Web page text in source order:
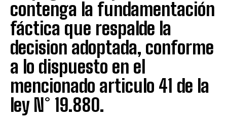
contenga la fundamentación
fáctica que respalde la
decision adoptada, conforme
a lo dispuesto en el
mencionado articulo 41 de la
ley N° 19.880.